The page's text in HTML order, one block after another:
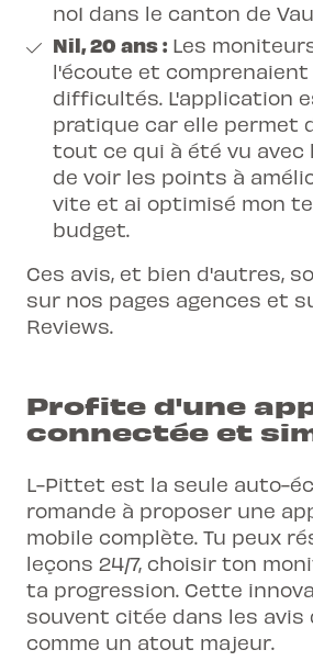
no1 dans le canton de
Nil, 20 ans : Les
l'écoute et comprenaient
difficultés. L'application
pratique car elle permet
tout ce qui à été vu avec
de voir les points à
vite et ai optimisé mon
budget.
Ces avis, et bien d'autres,
sur nos pages agences et
Reviews.
Profite d'une
connectée et
L-Pittet est la seule auto-
romande à proposer une
mobile complète. Tu peux
leçons 24/7, choisir ton
ta progression. Cette
souvent citée dans les avis
comme un atout majeur.